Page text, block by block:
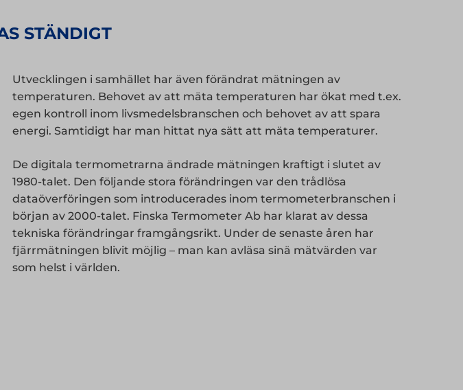
STÄNDIGT
Utvecklingen i samhället har även förändrat mätningen av
temperaturen. Behovet av att mäta temperaturen har ökat med t.ex.
egen kontroll inom livsmedelsbranschen och behovet av att spara
energi. Samtidigt har man hittat nya sätt att mäta temperaturer.
De digitala termometrarna ändrade mätningen kraftigt i slutet av
1980-talet. Den följande stora förändringen var den trådlösa
dataöverföringen som introducerades inom termometerbranschen i
början av 2000-talet. Finska Termometer Ab har klarat av dessa
tekniska förändringar framgångsrikt. Under de senaste åren har
fjärrmätningen blivit möjlig – man kan avläsa sinä mätvärden var
som helst i världen.